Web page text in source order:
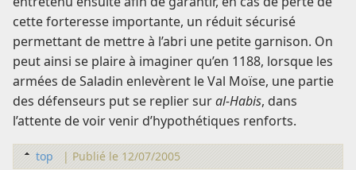
cette forteresse importante, un réduit sécurisé
permettant de mettre à l’abri une petite garnison. On
peut ainsi se plaire à imaginer qu’en 1188, lorsque les
armées de Saladin enlevèrent le Val Moïse, une partie
des défenseurs put se replier sural-Habis, dans
l’attente de voir venir d’hypothétiques renforts.
top | Publié le 12/07/2005